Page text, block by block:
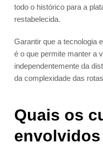
todo o histórico para a
restabelecida.
Garantir que a tecnologia
é o que permite manter a
independentemente da
da complexidade das
Quais os